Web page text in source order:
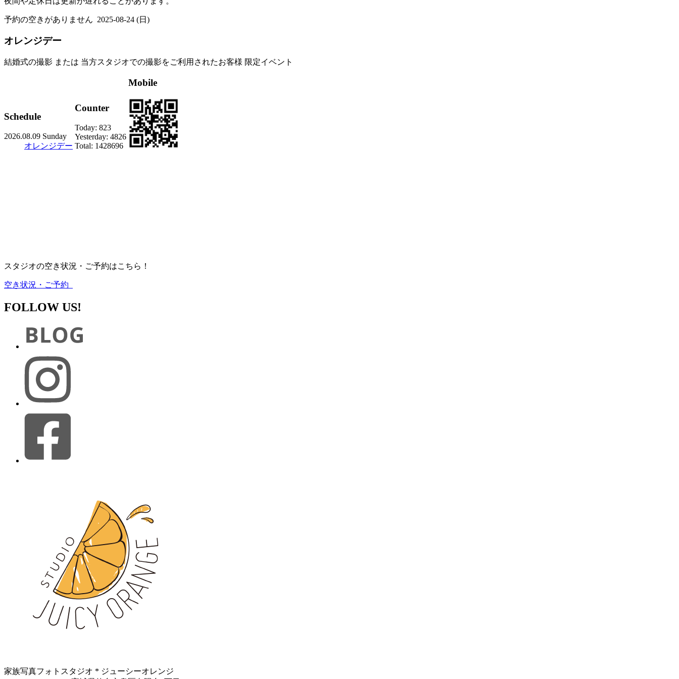
予約の空きがありません 2025-08-24 (日)
オレンジデー
結婚式の撮影 または 当方スタジオでの撮影をご利用されたお客様 限定イベント
Schedule
2026.08.09 Sunday
オレンジデー
Counter
Today: 823
Yesterday: 4826
Total: 1428696
Mobile
スタジオの空き状況・ご予約はこちら！
空き状況・ご予約
FOLLOW US!
家族写真フォトスタジオ * ジューシーオレンジ